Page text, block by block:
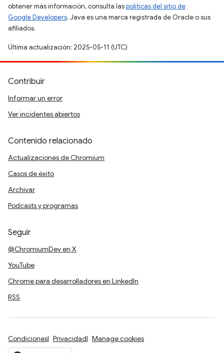
obtener más información, consulta laspolíticas del sitio de
Google Developers. Java es una marca registrada de Oracle o sus
afiliados.
Última actualización: 2025-05-11 (UTC)
Contribuir
Informar un error
Ver incidentes abiertos
Contenido relacionado
Actualizaciones de Chromium
Casos de éxito
Archivar
Podcasts y programas
Seguir
@ChromiumDev en X
YouTube
Chrome para desarrolladores en LinkedIn
RSS
Condiciones Privacidad Manage cookies